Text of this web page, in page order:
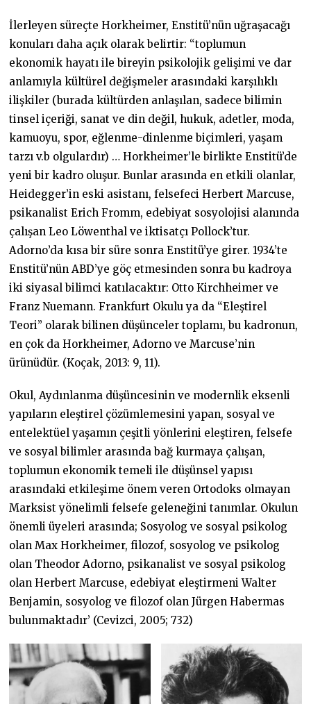
İlerleyen süreçte Horkheimer, Enstitü’nün uğraşacağı
konuları daha açık olarak belirtir: “toplumun
ekonomik hayatı ile bireyin psikolojik gelişimi ve dar
anlamıyla kültürel değişmeler arasındaki karşılıklı
ilişkiler (burada kültürden anlaşılan, sadece bilimin
tinsel içeriği, sanat ve din değil, hukuk, adetler, moda,
kamuoyu, spor, eğlenme-dinlenme biçimleri, yaşam
tarzı v.b olgulardır) … Horkheimer’le birlikte Enstitü’de
yeni bir kadro oluşur. Bunlar arasında en etkili olanlar,
Heidegger’in eski asistanı, felsefeci Herbert Marcuse,
psikanalist Erich Fromm, edebiyat sosyolojisi alanında
çalışan Leo Löwenthal ve iktisatçı Pollock’tur.
Adorno’da kısa bir süre sonra Enstitü’ye girer. 1934’te
Enstitü’nün ABD’ye göç etmesinden sonra bu kadroya
iki siyasal bilimci katılacaktır: Otto Kirchheimer ve
Franz Nuemann. Frankfurt Okulu ya da “Eleştirel
Teori” olarak bilinen düşünceler toplamı, bu kadronun,
en çok da Horkheimer, Adorno ve Marcuse’nin
ürünüdür. (Koçak, 2013: 9, 11).
Okul, Aydınlanma düşüncesinin ve modernlik eksenli
yapıların eleştirel çözümlemesini yapan, sosyal ve
entelektüel yaşamın çeşitli yönlerini eleştiren, felsefe
ve sosyal bilimler arasında bağ kurmaya çalışan,
toplumun ekonomik temeli ile düşünsel yapısı
arasındaki etkileşime önem veren Ortodoks olmayan
Marksist yönelimli felsefe geleneğini tanımlar. Okulun
önemli üyeleri arasında; Sosyolog ve sosyal psikolog
olan Max Horkheimer, filozof, sosyolog ve psikolog
olan Theodor Adorno, psikanalist ve sosyal psikolog
olan Herbert Marcuse, edebiyat eleştirmeni Walter
Benjamin, sosyolog ve filozof olan Jürgen Habermas
bulunmaktadır’ (Cevizci, 2005; 732)